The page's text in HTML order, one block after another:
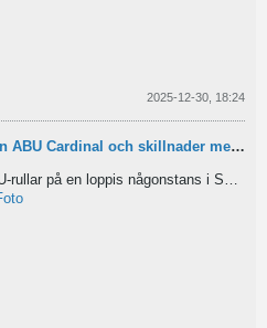
2025-12-30, 18:24
Cardinal och skillnader mellan äldre rullar?